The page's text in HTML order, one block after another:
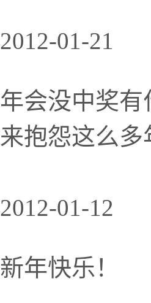
2012-01-21
年会没中奖
来抱怨这么
2012-01-12
新年快乐！